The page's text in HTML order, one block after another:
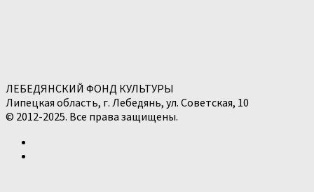
ЛЕБЕДЯНСКИЙ ФОНД КУЛЬТУРЫ
Липецкая область, г. Лебедянь, ул. Советская, 10
© 2012-2025. Все права защищены.